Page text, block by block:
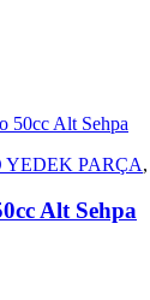
YEDEK PARÇA,
Alt Sehpa